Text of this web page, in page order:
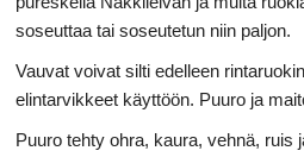
soseuttaa tai soseutetun niin paljon.
Vauvat voivat silti edelleen
elintarvikkeet käyttöön. Puuro ja
Puuro tehty ohra, kaura, vehnä, ruis